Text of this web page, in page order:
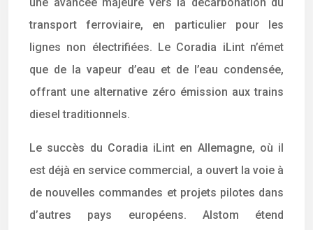
transport ferroviaire, en particulier pour les
lignes non électrifiées. Le Coradia iLint n’émet
que de la vapeur d’eau et de l’eau condensée,
offrant une alternative zéro émission aux trains
diesel traditionnels.
Le succès du Coradia iLint en Allemagne, où il
est déjà en service commercial, a ouvert la voie à
de nouvelles commandes et projets pilotes dans
d’autres pays européens. Alstom étend